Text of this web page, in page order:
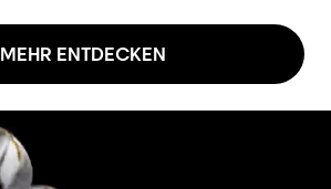
MEHR ENTDECKEN